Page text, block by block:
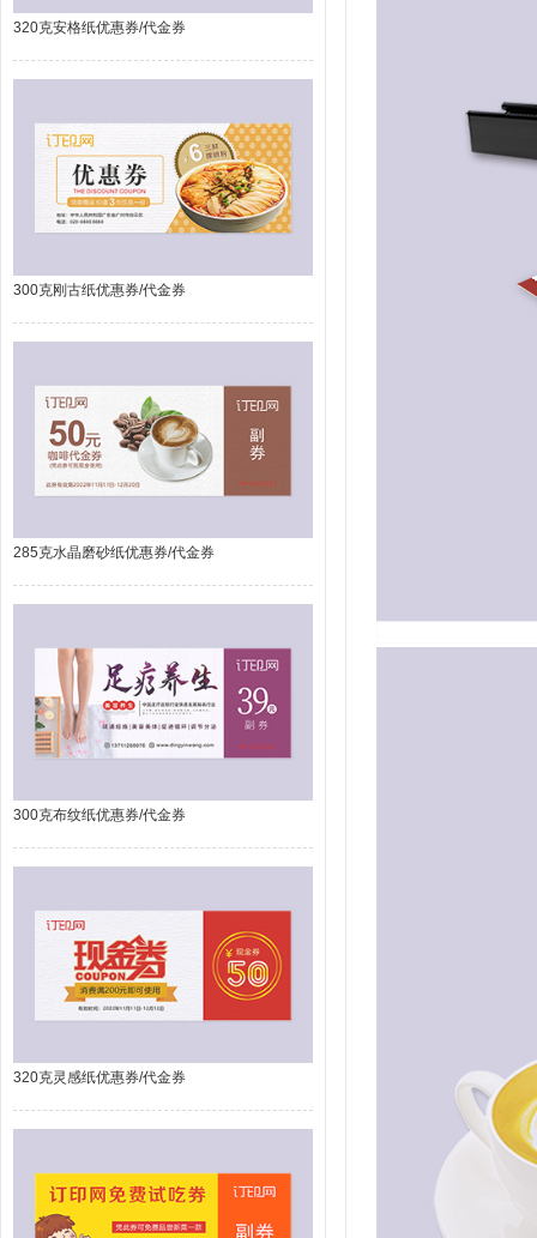
320克安格纸优惠券/代金券
300克刚古纸优惠券/代金券
285克水晶磨砂纸优惠券/代金券
300克布纹纸优惠券/代金券
320克灵感纸优惠券/代金券